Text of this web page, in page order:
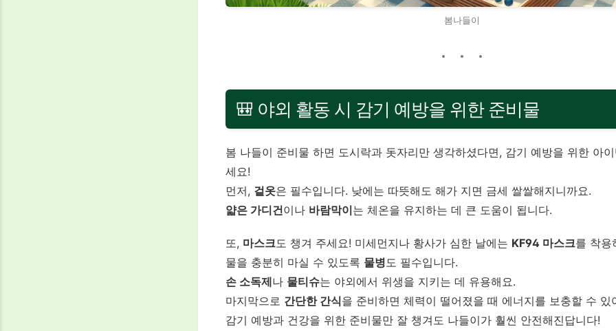
봄나들이
🎒 야외 활동 시 감기 예방을 위한 준비물
봄 나들이 준비물 하면 도시락과 돗자리만 생각하셨다면, 감기 예방을 위한 아
세요!
먼저, 겉옷은 필수입니다. 낮에는 따뜻해도 해가 지면 금세 쌀쌀해지니까요.
얇은 가디건이나 바람막이는 체온을 유지하는 데 큰 도움이 됩니다.
또, 마스크도 챙겨 주세요! 미세먼지나 황사가 심한 날에는 KF94 마스크를 착용
물을 충분히 마실 수 있도록 물병 도 필수입니다.
손 소독제나 물티슈는 야외에서 위생을 지키는 데 유용해요.
마지막으로 간단한 간식을 준비하면 체력이 떨어졌을 때 에너지를 보충할 수 있
감기 예방과 건강을 위한 준비물만 잘 챙겨도 나들이가 훨씬 안전해진답니다!